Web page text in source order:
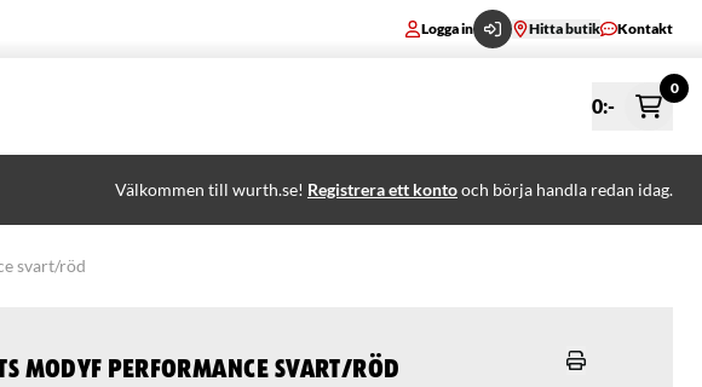
Logga in Hitta butik Kontakt
0:-
0
Välkommen till wurth.se! Registrera ett kontooch börja handla redan idag.
svart/röd
MODYF Performance svart/röd